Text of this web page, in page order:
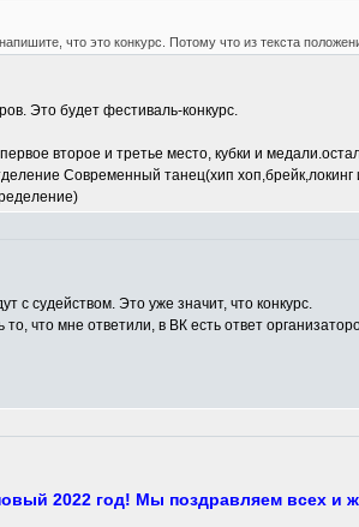
что это конкурс. Потому что из текста
Это будет фестиваль-конкурс.
второе и третье место, кубки и
Современный танец(хип
с судейством. Это уже значит, что конкурс.
то, что мне ответили, в ВК есть ответ
2022 год! Мы поздравляем всех и